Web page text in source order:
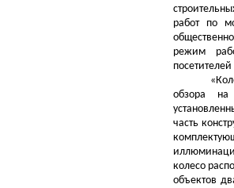
работ по
режим
обзора
часть
колесо
объектов